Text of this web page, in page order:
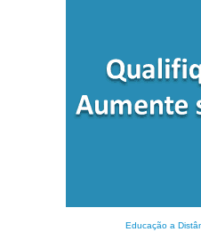
Educação a